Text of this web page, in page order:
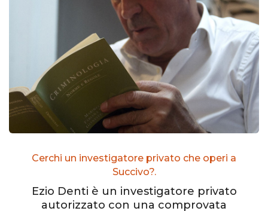
Cerchi un investigatore privato che operi a
Succivo?.
Ezio Denti è un investigatore privato
autorizzato con una comprovata